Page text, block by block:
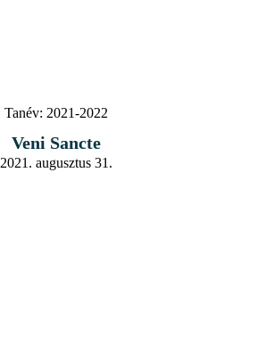
Tanév: 2021-2022
Veni Sancte
2021. augusztus 31.